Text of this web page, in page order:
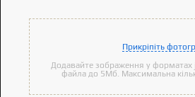
Прикріпіть
Додавайте зображення у
файла до 5Мб. Максимальна